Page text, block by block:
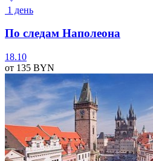
1 день
По следам Наполеона
18.10
от 135 BYN